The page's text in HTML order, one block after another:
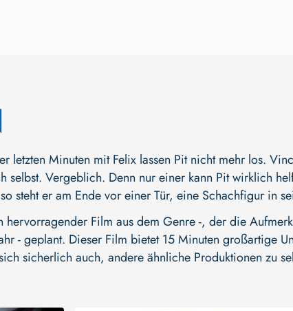
letzten Minuten mit Felix lassen Pit nicht mehr los.
selbst. Vergeblich. Denn nur einer kann Pit wirklich
steht er am Ende vor einer Tür, eine Schachfigur in
Film aus dem Genre -, der die
- geplant. Dieser Film bietet 15 Minuten großartige
sicherlich auch, andere ähnliche Produktionen zu